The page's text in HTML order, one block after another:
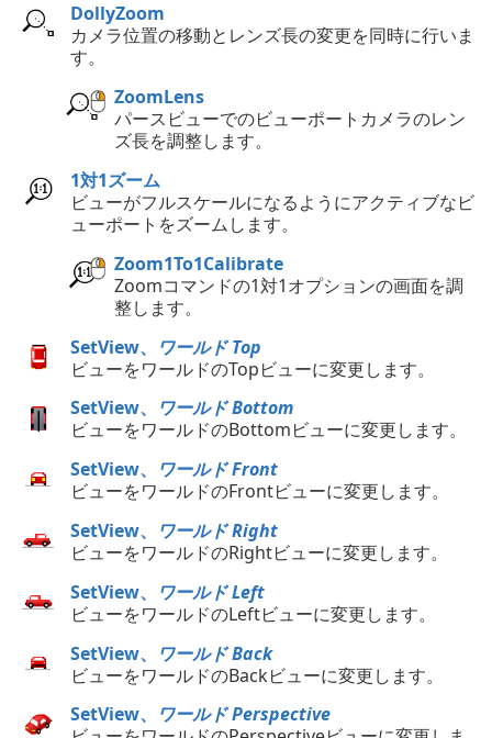
DollyZoom
カメラ位置の移動とレンズ長の変更を同時に行いま
す。
ZoomLens
パースビューでのビューポートカメラのレン
ズ長を調整します。
1対1ズーム
ビューがフルスケールになるようにアクティブなビ
ューポートをズームします。
Zoom1To1Calibrate
Zoomコマンドの1対1オプションの画面を調
整します。
SetView、
ワールド Top
ビューをワールドのTopビューに変更します。
SetView、
ワールド Bottom
ビューをワールドのBottomビューに変更します。
SetView、
ワールド Front
ビューをワールドのFrontビューに変更します。
SetView、
ワールド Right
ビューをワールドのRightビューに変更します。
SetView、
ワールド Left
ビューをワールドのLeftビューに変更します。
SetView、
ワールド Back
ビューをワールドのBackビューに変更します。
SetView、
ワールド Perspective